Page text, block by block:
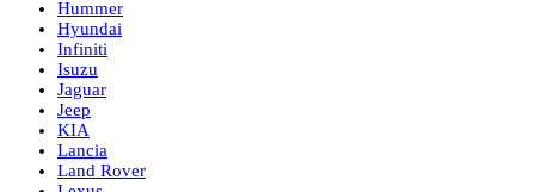
Hummer
Hyundai
Infiniti
Isuzu
Jaguar
Jeep
KIA
Lancia
Land Rover